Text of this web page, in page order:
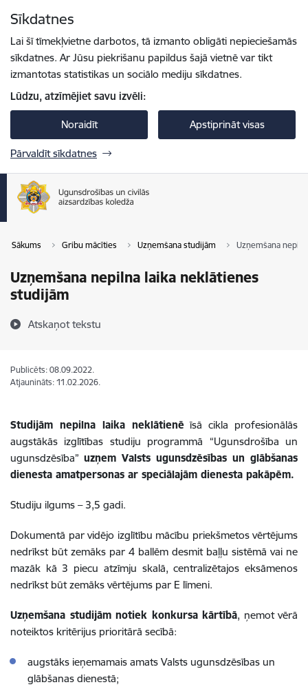
Sīkdatnes
Lai šī tīmekļvietne darbotos, tā izmanto obligāti nepieciešamās
sīkdatnes. Ar Jūsu piekrišanu papildus šajā vietnē var tikt
izmantotas statistikas un sociālo mediju sīkdatnes.
Lūdzu, atzīmējiet savu izvēli:
Noraidīt Apstiprināt visas
Pārvaldīt sīkdatnes
Sākums Gribu mācīties Uzņemšana studijām Uzņemšana
Uzņemšana nepilna laika neklātienes
studijām
Atskaņot tekstu
Publicēts: 08.09.2022.
Atjaunināts: 11.02.2026.
Studijām nepilna laika neklātienēīsā cikla profesionālās
augstākās izglītības studiju programmā “Ugunsdrošība un
ugunsdzēsība” uzņem Valsts ugunsdzēsības un glābšanas
dienesta amatpersonas ar speciālajām dienesta pakāpēm.
Studiju ilgums – 3,5 gadi.
Dokumentā par vidējo izglītību mācību priekšmetos vērtējums
nedrīkst būt zemāks par 4 ballēm desmit baļļu sistēmā vai ne
mazāk kā 3 piecu atzīmju skalā, centralizētajos eksāmenos
nedrīkst būt zemāks vērtējums par E līmeni.
Uzņemšana studijām notiek konkursa kārtībā, ņemot vērā
noteiktos kritērijus prioritārā secībā:
augstāks ieņemamais amats Valsts ugunsdzēsības un
glābšanas dienestā;